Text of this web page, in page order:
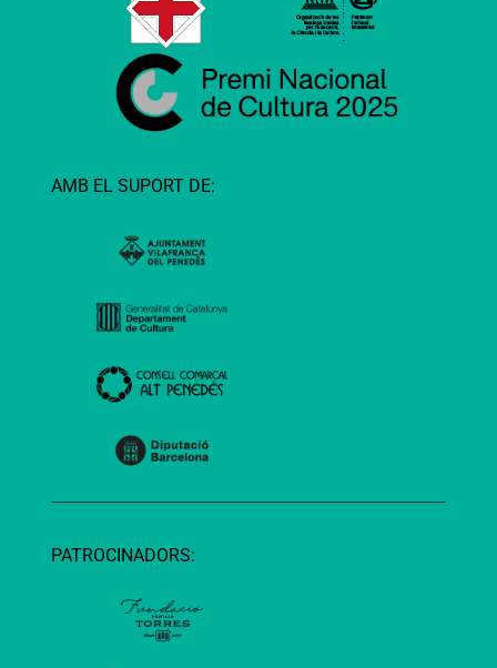
AMB EL SUPORT DE:
PATROCINADORS: